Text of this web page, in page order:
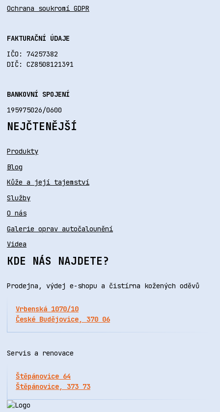
Ochrana soukromí GDPR
FAKTURAČNÍ ÚDAJE
IČO: 74257382
DIČ: CZ8508121391
BANKOVNÍ SPOJENÍ
195975026/0600
NEJČTENĚJŠÍ
Produkty
Blog
Kůže a její tajemství
Služby
O nás
Galerie oprav autočalounění
Videa
KDE NÁS NAJDETE?
Prodejna, výdej e-shopu a čistírna kožených oděvů
Vrbenská 1070/10
České Budějovice, 370 06
Servis a renovace
Štěpánovice 64
Štěpánovice, 373 73